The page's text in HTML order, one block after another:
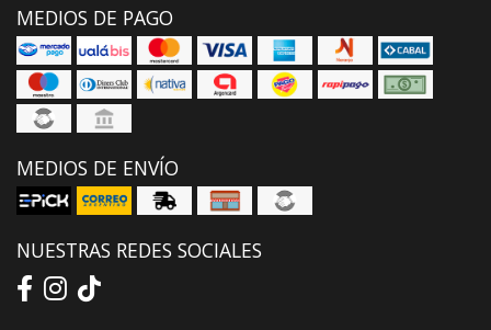
MEDIOS DE PAGO
MEDIOS DE ENVÍO
NUESTRAS REDES SOCIALES